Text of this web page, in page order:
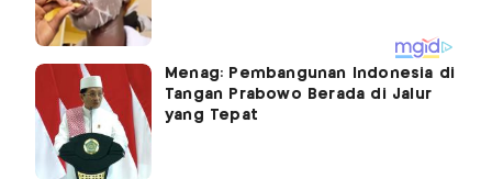
Menag: Pembangunan Indonesia di
Tangan Prabowo Berada di Jalur
yang Tepat